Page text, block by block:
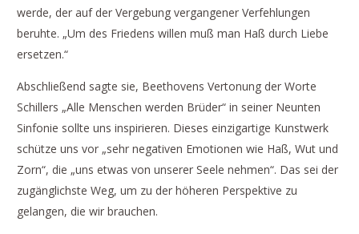
werde, der auf der Vergebung vergangener Verfehlungen
beruhte. „Um des Friedens willen muß man Haß durch Liebe
ersetzen.“
Abschließend sagte sie, Beethovens Vertonung der Worte
Schillers „Alle Menschen werden Brüder“ in seiner Neunten
Sinfonie sollte uns inspirieren. Dieses einzigartige Kunstwerk
schütze uns vor „sehr negativen Emotionen wie Haß, Wut und
Zorn“, die „uns etwas von unserer Seele nehmen“. Das sei der
zugänglichste Weg, um zu der höheren Perspektive zu
gelangen, die wir brauchen.